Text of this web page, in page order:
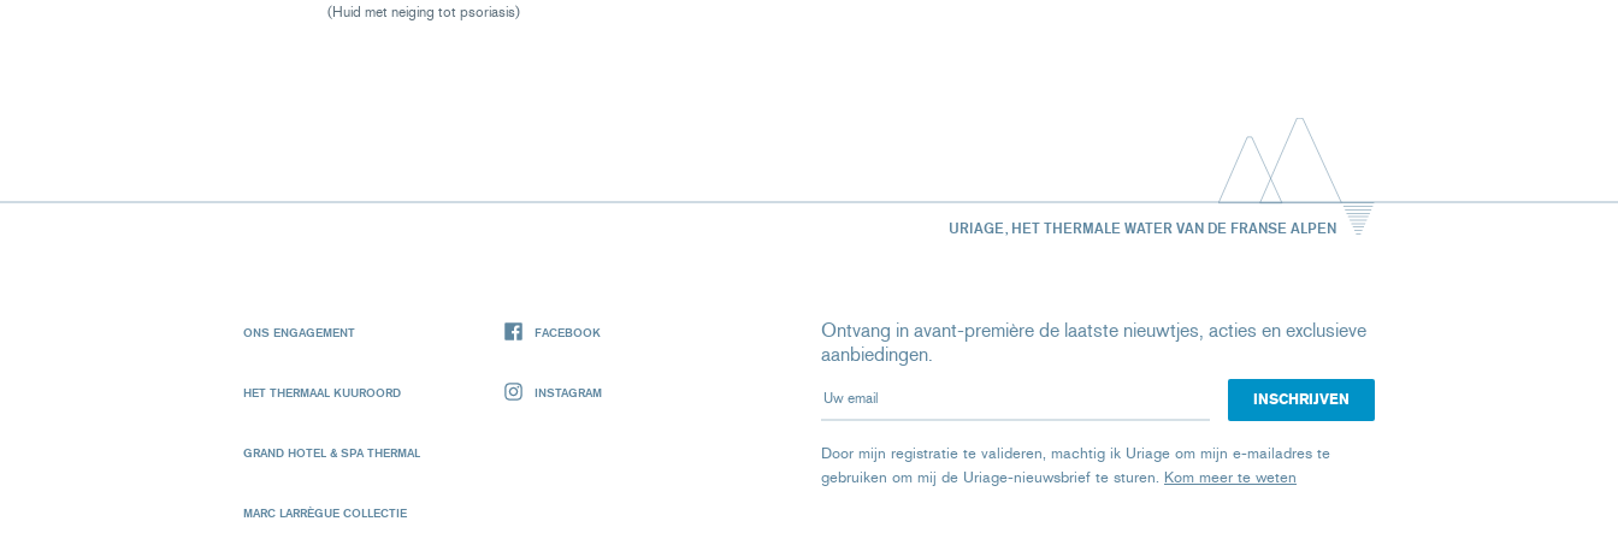
(Huid met neiging tot psoriasis)
URIAGE, HET THERMALE WATER VAN DE FRANSE ALPEN
ONS ENGAGEMENT
HET THERMAAL KUUROORD
GRAND HOTEL & SPA THERMAL
MARC LARRÈGUE COLLECTIE
FACEBOOK
INSTAGRAM
Ontvang in avant-première de laatste nieuwtjes, acties en exclusieve
aanbiedingen.
Uw email
Door mijn registratie te valideren, machtig ik Uriage om mijn e-mailadres te
gebruiken om mij de Uriage-nieuwsbrief te sturen. Kom meer te weten